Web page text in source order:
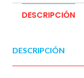
DESCRIPCIÓN
DESCRIPCIÓN